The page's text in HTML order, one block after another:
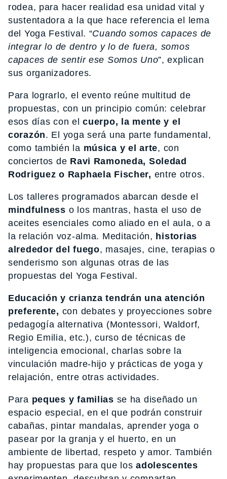
rodea, para hacer realidad esa unidad vital y
sustentadora a la que hace referencia el lema
del Yoga Festival. “Cuando somos capaces de
integrar lo de dentro y lo de fuera, somos
capaces de sentir ese Somos Uno”, explican
sus organizadores.
Para lograrlo, el evento reúne multitud de
propuestas, con un principio común: celebrar
esos días con elcuerpo, la mente y el
corazón. El yoga será una parte fundamental,
como también la música y el arte, con
conciertos de Ravi Ramoneda, Soledad
Rodriguez o Raphaela Fischer, entre otros.
Los talleres programados abarcan desde el
mindfulness o los mantras, hasta el uso de
aceites esenciales como aliado en el aula, o a
la relación voz-alma. Meditación, historias
alrededor del fuego, masajes, cine, terapias o
senderismo son algunas otras de las
propuestas del Yoga Festival.
Educación y crianza tendrán una atención
preferente, con debates y proyecciones sobre
pedagogía alternativa (Montessori, Waldorf,
Regio Emilia, etc.), curso de técnicas de
inteligencia emocional, charlas sobre la
vinculación madre-hijo y prácticas de yoga y
relajación, entre otras actividades.
Para peques y familias se ha diseñado un
espacio especial, en el que podrán construir
cabañas, pintar mandalas, aprender yoga o
pasear por la granja y el huerto, en un
ambiente de libertad, respeto y amor. También
hay propuestas para que losadolescentes